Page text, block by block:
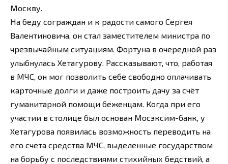
Москву.
На беду сограждан и к радости самого Сергея
Валентиновича, он стал заместителем министра по
чрезвычайным ситуациям. Фортуна в очередной раз
улыбнулась Хетагурову. Рассказывают, что, работая
в МЧС, он мог позволить себе свободно оплачивать
карточные долги и даже построить дачу за счёт
гуманитарной помощи беженцам. Когда при его
участии в столице был основан Мосэксим-банк, у
Хетагурова появилась возможность переводить на
его счета средства МЧС, выделенные государством
на борьбу с последствиями стихийных бедствий, а